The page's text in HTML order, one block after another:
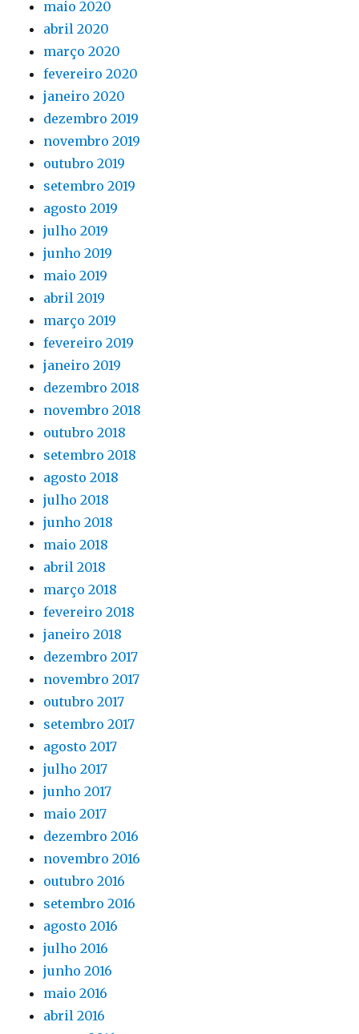
maio 2020
abril 2020
março 2020
fevereiro 2020
janeiro 2020
dezembro 2019
novembro 2019
outubro 2019
setembro 2019
agosto 2019
julho 2019
junho 2019
maio 2019
abril 2019
março 2019
fevereiro 2019
janeiro 2019
dezembro 2018
novembro 2018
outubro 2018
setembro 2018
agosto 2018
julho 2018
junho 2018
maio 2018
abril 2018
março 2018
fevereiro 2018
janeiro 2018
dezembro 2017
novembro 2017
outubro 2017
setembro 2017
agosto 2017
julho 2017
junho 2017
maio 2017
dezembro 2016
novembro 2016
outubro 2016
setembro 2016
agosto 2016
julho 2016
junho 2016
maio 2016
abril 2016